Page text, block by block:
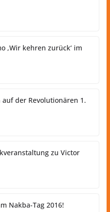
‚Wir kehren zurück‘ im
auf der Revolutionären 1.
zu Victor
Nakba-Tag 2016!